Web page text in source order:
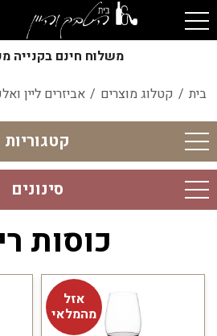
משלוח חינם בקנייה מעל
בית / קטלוג מוצרים / אביזרים ליין
קטגוריות
סינונים
כוסות
אזל
מהמלאי